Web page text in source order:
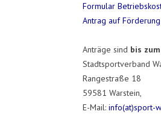
Formular
Antrag auf
Anträge sind bis
Stadtsportverband
Rangestraße 18
59581 Warstein,
E-Mail: info(at)sport-